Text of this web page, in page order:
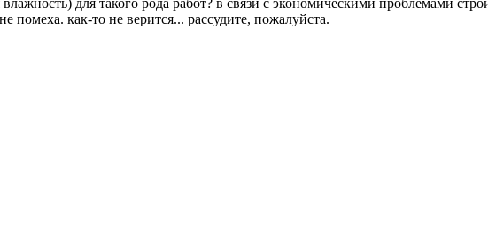
для такого рода работ? в связи с экономическими проблемами
помеха. как-то не верится... рассудите, пожалуйста.